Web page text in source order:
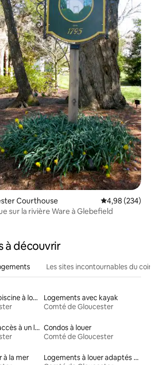
Courthouse Note
4,98 (234)
sur la rivière Ware à Glebefield
à découvrir
Les sites incontournables du coin
Logements avec piscine à louer
Logements avec kayak
Comté de Gloucester
Logements avec accès à un lac Condos à louer
Comté de Gloucester
à la mer
Logements à louer adaptés aux animaux